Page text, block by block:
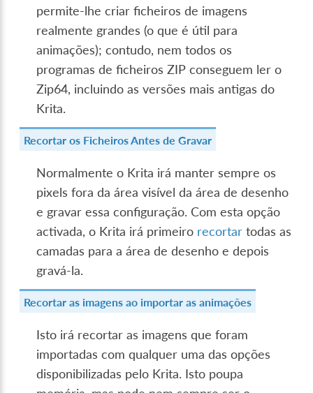
permite-lhe criar ficheiros de imagens
realmente grandes (o que é útil para
animações); contudo, nem todos os
programas de ficheiros ZIP conseguem ler o
Zip64, incluindo as versões mais antigas do
Krita.
Recortar os Ficheiros Antes de Gravar
Normalmente o Krita irá manter sempre os
pixels fora da área visível da área de desenho
e gravar essa configuração. Com esta opção
activada, o Krita irá primeiro recortar todas as
camadas para a área de desenho e depois
gravá-la.
Recortar as imagens ao importar as animações
Isto irá recortar as imagens que foram
importadas com qualquer uma das opções
disponibilizadas pelo Krita. Isto poupa